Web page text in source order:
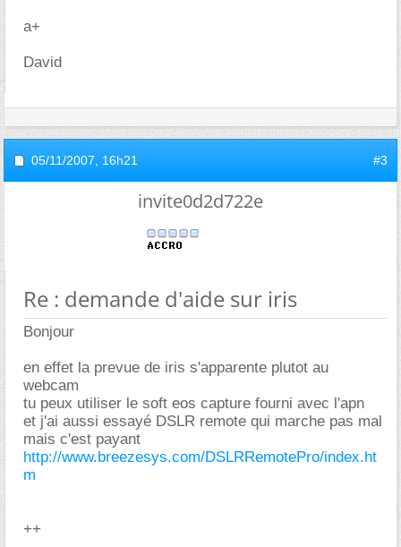
a+
David
05/11/2007, 16h21 #3
invite0d2d722e
Re : demande d'aide sur iris
Bonjour
en effet la prevue de iris s'apparente plutot au
webcam
tu peux utiliser le soft eos capture fourni avec l'apn
et j'ai aussi essayé DSLR remote qui marche pas mal
mais c'est payant
http://www.breezesys.com/DSLRRemotePro/index.ht
m
++